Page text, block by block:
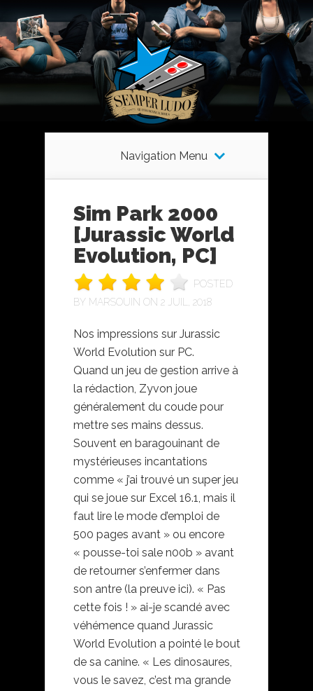
Navigation Menu
Sim Park 2000
[Jurassic World
Evolution, PC]
POSTED
BY MARSOUIN ON 2 JUIL, 2018
Nos impressions sur Jurassic
World Evolution sur PC.
Quand un jeu de gestion arrive à
la rédaction, Zyvon joue
généralement du coude pour
mettre ses mains dessus.
Souvent en baragouinant de
mystérieuses incantations
comme « j’ai trouvé un super jeu
qui se joue sur Excel 16.1, mais il
faut lire le mode d’emploi de
500 pages avant » ou encore
« pousse-toi sale n00b » avant
de retourner s’enfermer dans
son antre (la preuve ici). « Pas
cette fois ! » ai-je scandé avec
véhémence quand Jurassic
World Evolution a pointé le bout
de sa canine. « Les dinosaures,
vous le savez, c’est ma grande